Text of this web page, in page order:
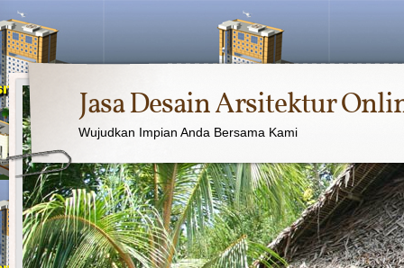
Jasa Desain Arsitektur
Wujudkan Impian Anda Bersama Kami